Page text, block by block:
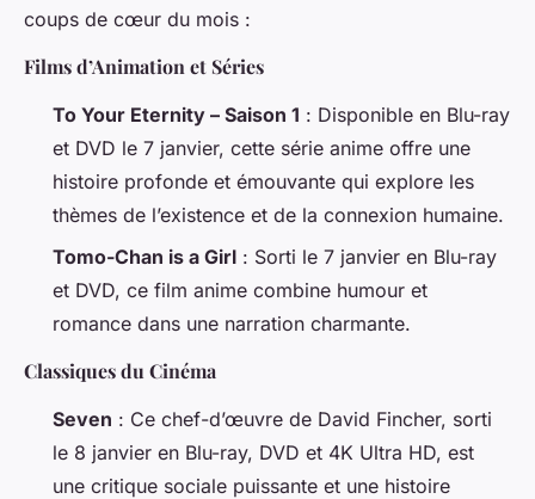
coups de cœur du mois :
Films d’Animation et Séries
To Your Eternity – Saison 1 : Disponible en Blu-ray
et DVD le 7 janvier, cette série anime offre une
histoire profonde et émouvante qui explore les
thèmes de l’existence et de la connexion humaine.
Tomo-Chan is a Girl : Sorti le 7 janvier en Blu-ray
et DVD, ce film anime combine humour et
romance dans une narration charmante.
Classiques du Cinéma
Seven : Ce chef-d’œuvre de David Fincher, sorti
le 8 janvier en Blu-ray, DVD et 4K Ultra HD, est
une critique sociale puissante et une histoire